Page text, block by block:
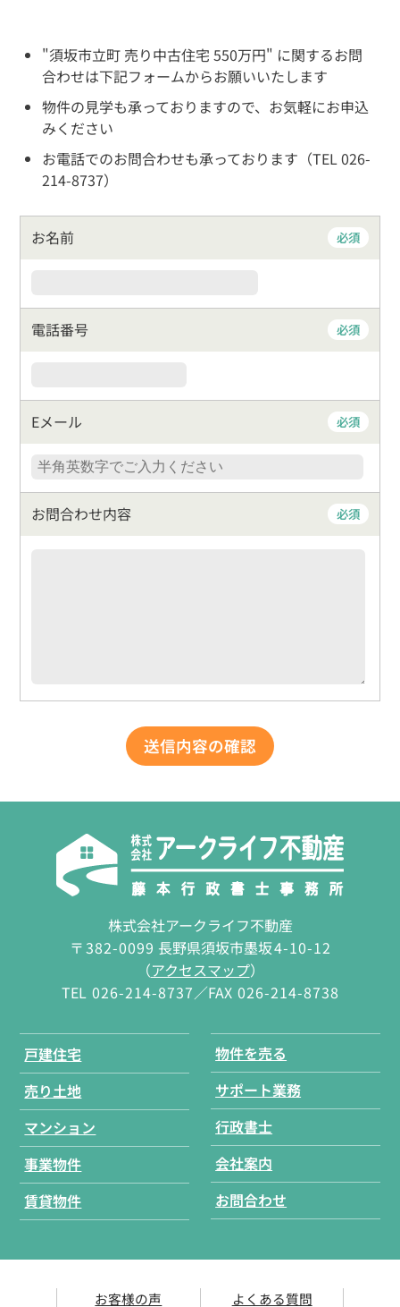
"須坂市立町 売り中古住宅 550万円" に関するお問
合わせは下記フォームからお願いいたします
物件の見学も承っておりますので、お気軽にお申込
みください
お電話でのお問合わせも承っております（TEL 026-
214-8737）
お名前 必須
電話番号 必須
Eメール 必須
お問合わせ内容 必須
株式会社アークライフ不動産
〒382-0099 長野県須坂市墨坂4-10-12
（アクセスマップ）
TEL 026-214-8737／FAX 026-214-8738
戸建住宅
売り土地
マンション
事業物件
賃貸物件
物件を売る
サポート業務
行政書士
会社案内
お問合わせ
お客様の声 よくある質問